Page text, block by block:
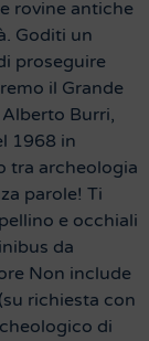
rovine antiche
Goditi un
proseguire
il Grande
Burri,
1968 in
tra archeologia
parole! Ti
e occhiali
da
Non include
richiesta con
di